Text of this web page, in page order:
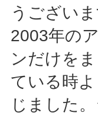
うございま
2003年の
ンだけを
ている時
じました